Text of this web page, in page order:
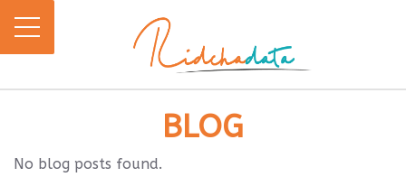
BLOG
No blog posts found.